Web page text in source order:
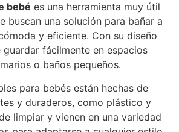
bebé es una herramienta muy útil
buscan una solución para bañar a
y eficiente. Con su diseño
guardar fácilmente en espacios
o baños pequeños.
para bebés están hechas de
y duraderos, como plástico y
limpiar y vienen en una variedad